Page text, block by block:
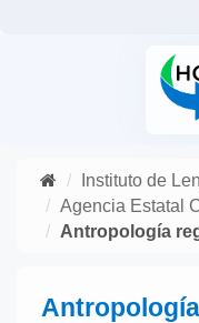
Instituto de
Agencia Estatal
Antropología